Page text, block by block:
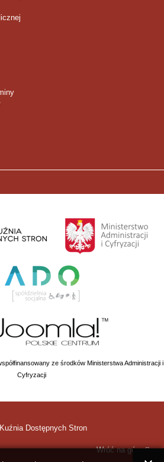
ze środków Ministerstwa Administracji i
Cyfryzacji
Kuźnia Dostępnych Stron
Wróć na górę